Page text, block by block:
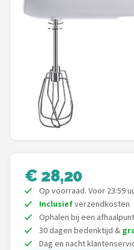
Juicers
POPULAIRE MERKEN
Kenwood
Moulinex
Magimix
Braun
Bardi
€ 28,20
Op voorraad. Voor 23:59
Inclusiefverzendkosten
Ophalen bij een
30 dagen bedenktijd &
Dag en nacht